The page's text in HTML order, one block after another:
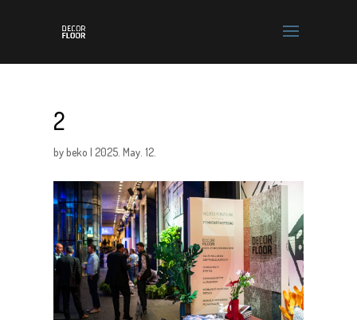
2
bybeko |2025. May. 12.